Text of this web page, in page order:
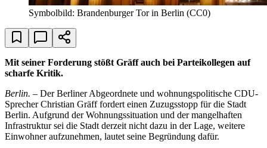
Symbolbild: Brandenburger Tor in Berlin (CC0)
Mit seiner Forderung stößt Gräff auch bei Parteikollegen auf
scharfe Kritik.
Berlin. – Der Berliner Abgeordnete und wohnungspolitische CDU-
Sprecher Christian Gräff fordert einen Zuzugsstopp für die Stadt
Berlin. Aufgrund der Wohnungssituation und der mangelhaften
Infrastruktur sei die Stadt derzeit nicht dazu in der Lage, weitere
Einwohner aufzunehmen, lautet seine Begründung dafür.